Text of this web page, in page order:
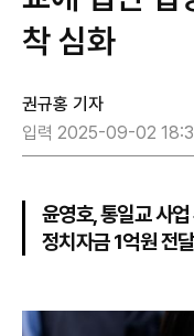
착 심화
권규홍 기자
입력 2025-09-02
윤영호, 통일교 사
정치자금 1억원 전달